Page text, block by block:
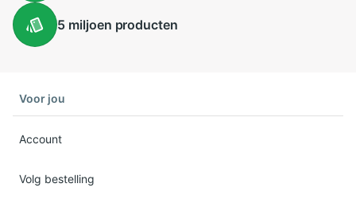
5 miljoen producten
Voor jou
Account
Volg bestelling